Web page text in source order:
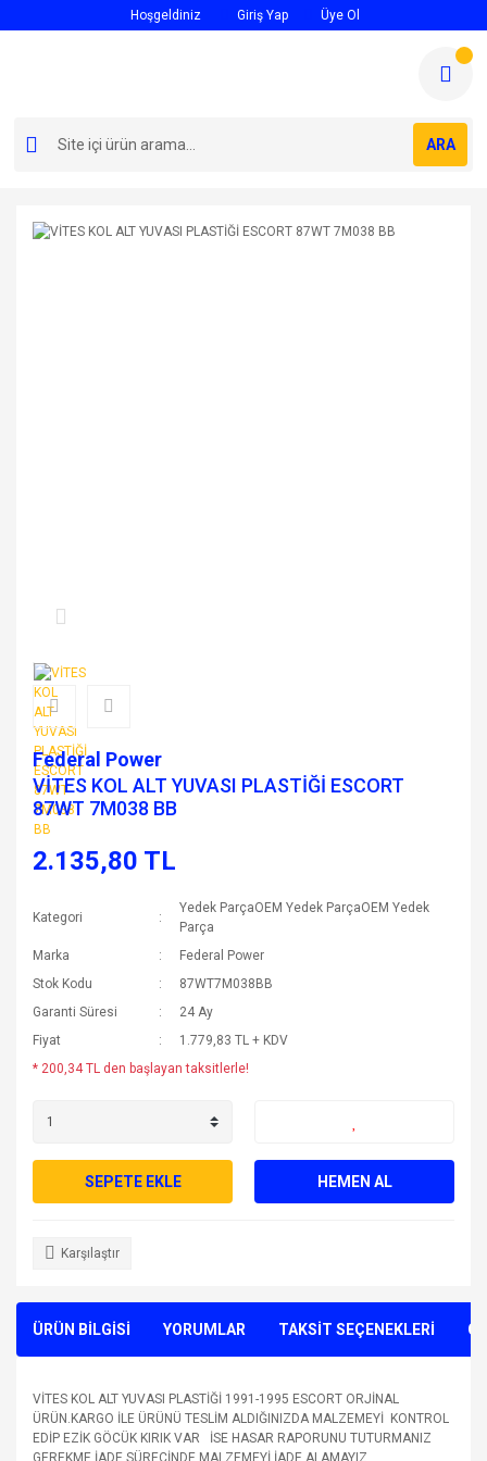
Hoşgeldiniz Giriş Yap Üye Ol
ARA
Federal Power
VİTES KOL ALT YUVASI PLASTİĞİ ESCORT
87WT 7M038 BB
2.135,80 TL
Kategori
Yedek ParçaOEM Yedek ParçaOEM Yedek
Parça
Marka
Federal Power
Stok Kodu
87WT7M038BB
Garanti Süresi
24 Ay
Fiyat
1.779,83 TL + KDV
* 200,34 TL den başlayan taksitlerle!
SEPETE EKLE HEMEN AL
Karşılaştır
ÜRÜN BİLGİSİ YORUMLAR TAKSİT SEÇENEKLERİ
VİTES KOL ALT YUVASI PLASTİĞİ 1991-1995 ESCORT ORJİNAL
ÜRÜN.KARGO İLE ÜRÜNÜ TESLİM ALDIĞINIZDA MALZEMEYİ KONTROL
EDİP EZİK GÖCÜK KIRIK VAR İSE HASAR RAPORUNU TUTURMANIZ
GEREKME İADE SÜRECİNDE MALZEMEYİ İADE ALAMAYIZ